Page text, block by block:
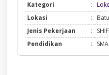
Kategori
:
Lokasi :
Jenis Pekerjaan
:
Pendidikan
: SMA